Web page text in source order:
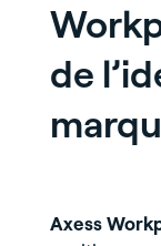
de
Axess